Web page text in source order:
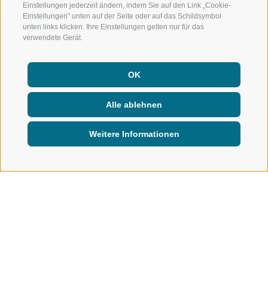
Einstellungen jederzeit ändern, indem Sie auf den Link „Cookie-
Einstellungen" unten auf der Seite oder auf das Schildsymbol
unten links klicken. Ihre Einstellungen gelten nur für das
verwendete Gerät.
OK
Alle ablehnen
Weitere Informationen